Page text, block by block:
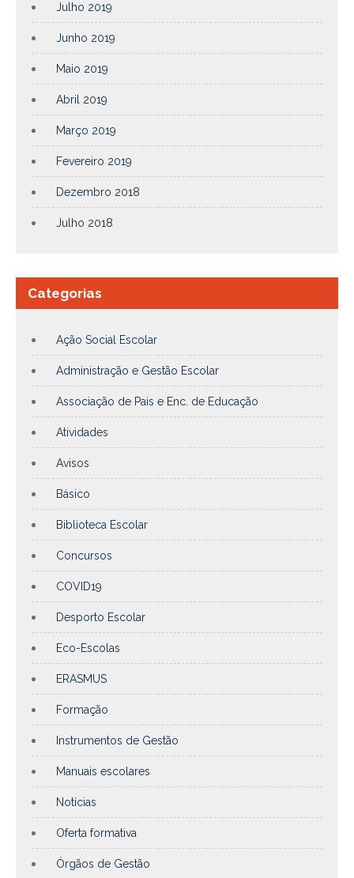
Julho 2019
Junho 2019
Maio 2019
Abril 2019
Março 2019
Fevereiro 2019
Dezembro 2018
Julho 2018
Categorias
Ação Social Escolar
Administração e Gestão Escolar
Associação de Pais e Enc. de Educação
Atividades
Avisos
Básico
Biblioteca Escolar
Concursos
COVID19
Desporto Escolar
Eco-Escolas
ERASMUS
Formação
Instrumentos de Gestão
Manuais escolares
Notícias
Oferta formativa
Órgãos de Gestão